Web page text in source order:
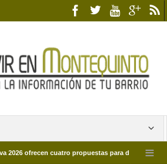
cuatro propuestas para disfrutar del deporte